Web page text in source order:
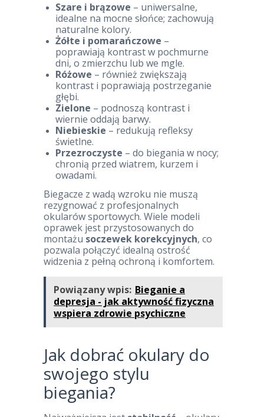
Szare i brązowe – uniwersalne,
idealne na mocne słońce; zachowują
naturalne kolory.
Żółte i pomarańczowe –
poprawiają kontrast w pochmurne
dni, o zmierzchu lub we mgle.
Różowe – również zwiększają
kontrast i poprawiają postrzeganie
głębi.
Zielone – podnoszą kontrast i
wiernie oddają barwy.
Niebieskie – redukują refleksy
świetlne.
Przezroczyste – do biegania w nocy;
chronią przed wiatrem, kurzem i
owadami.
Biegacze z wadą wzroku nie muszą
rezygnować z profesjonalnych
okularów sportowych. Wiele modeli
oprawek jest przystosowanych do
montażu soczewek korekcyjnych, co
pozwala połączyć idealną ostrość
widzenia z pełną ochroną i komfortem.
Powiązany wpis: Bieganie a
depresja - jak aktywność fizyczna
wspiera zdrowie psychiczne
Jak dobrać okulary do
swojego stylu
biegania?